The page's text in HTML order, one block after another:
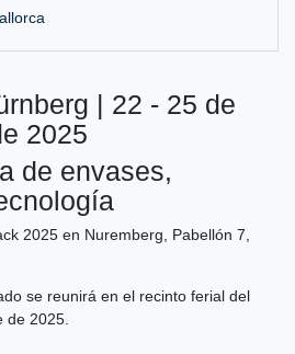
| 22 - 25 de
2025
de envases,
2025 en Nuremberg, Pabellón 7,
se reunirá en el recinto ferial del
de 2025.